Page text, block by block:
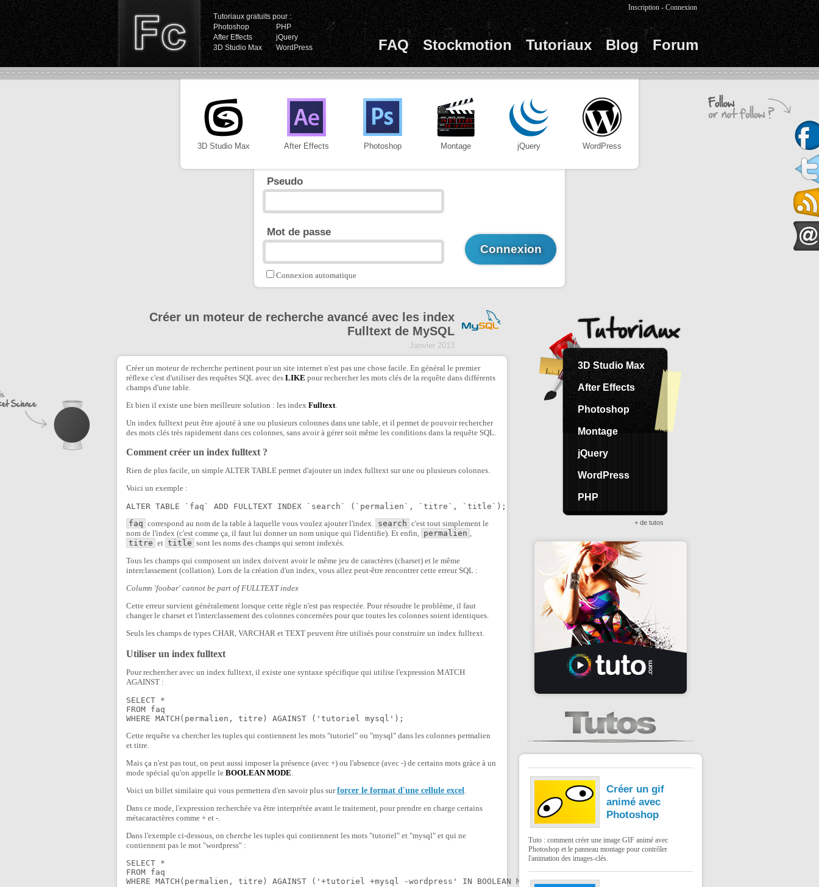
Tutoriaux gratuits pour :
Photoshop
PHP
After Effects
jQuery
3D Studio Max
WordPress FAQ Stockmotion Tutoriaux Blog Forum
Inscription -Connexion
3D Studio Max After Effects Photoshop Montage jQuery WordPress
Pseudo
Mot de passe
Connexion automatique
Créer un moteur de recherche avancé avec les index
Fulltext de MySQL
Janvier 2013
Créer un moteur de recherche pertinent pour un site internet n'est pas une chose facile. En général le premier
réflexe c'est d'utiliser des requêtes SQL avec des LIKE pour rechercher les mots clés de la requête dans différents
champs d'une table.
Et bien il existe une bien meilleure solution : les index Fulltext.
Un index fulltext peut être ajouté à une ou plusieurs colonnes dans une table, et il permet de pouvoir rechercher
des mots clés très rapidement dans ces colonnes, sans avoir à gérer soit même les conditions dans la requête SQL.
Comment créer un index fulltext ?
Rien de plus facile, un simple ALTER TABLE permet d'ajouter un index fulltext sur une ou plusieurs colonnes.
Voici un exemple :
ALTER TABLE `faq` ADD FULLTEXT INDEX `search` (`permalien`, `titre`, `title`);
faq correspond au nom de la table à laquelle vous voulez ajouter l'index. search c'est tout simplement le
nom de l'index (c'est comme ça, il faut lui donner un nom unique qui l'identifie). Et enfin,
permalien
titre et title sont les noms des champs qui seront indexés.
Tous les champs qui composent un index doivent avoir le même jeu de caractères (charset) et le même
interclassement (collation). Lors de la création d'un index, vous allez peut-être rencontrer cette erreur SQL :
Column 'foobar' cannot be part of FULLTEXT index
Cette erreur survient généralement lorsque cette règle n'est pas respectée. Pour résoudre le problème, il faut
changer le charset et l'interclassement des colonnes concernées pour que toutes les colonnes soient identiques.
Seuls les champs de types CHAR, VARCHAR et TEXT peuvent être utilisés pour construire un index fulltext.
Utiliser un index fulltext
Pour rechercher avec un index fulltext, il existe une syntaxe spécifique qui utilise l'expression MATCH
AGAINST :
SELECT *
FROM faq
Cette requête va chercher les tuples qui contiennent les mots "tutoriel" ou "mysql" dans les colonnes permalien
et titre.
Mais ça n'est pas tout, on peut aussi imposer la présence (avec +) ou l'absence (avec -) de certains mots gràce à un
mode spécial qu'on appelle le BOOLEAN MODE.
Voici un billet similaire qui vous permettera d'en savoir plus surforcer le format d'une cellule excel.
Dans ce mode, l'expression recherchée va être interprétée avant le traitement, pour prendre en charge certains
métacaractères comme + et -.
Dans l'exemple ci-dessous, on cherche les tuples qui contiennent les mots "tutoriel" et "mysql" et qui ne
contiennent pas le mot "wordpress" :
SELECT *
FROM faq
WHERE MATCH(permalien, titre) AGAINST ('+tutoriel +mysql -wordpress' IN BOOLEAN MODE);
3D Studio Max
After Effects
Photoshop
Montage
jQuery
WordPress
PHP
+ de tutos
Créer un gif
animé avec
Photoshop
Tuto : comment créer une image GIF animé avec
Photoshop et le panneau montage pour contrôler
l'animation des images-clés.